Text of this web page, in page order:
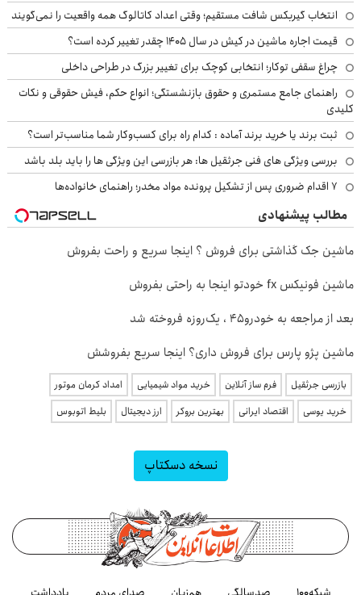
انتخاب گیربکس شافت مستقیم؛ وقتی اعداد کاتالوگ همه واقعیت را نمی‌گویند
قیمت اجاره ماشین در کیش در سال ۱۴۰۵ چقدر تغییر کرده است؟
چراغ سقفی توکار؛ انتخابی کوچک برای تغییر بزرگ در طراحی داخلی
راهنمای جامع مستمری و حقوق بازنشستگی؛ انواع حکم، فیش حقوقی و نکات
کلیدی
ثبت برند یا خرید برند آماده : کدام راه برای کسب‌وکار شما مناسب‌تر است؟
بررسی ویژگی های فنی جرثقیل ها: هر بازرسی این ویژگی ها را باید بلد باشد
۷ اقدام ضروری پس از تشکیل پرونده مواد مخدر؛ راهنمای خانواده‌ها
مطالب پیشنهادی
ماشین جک گذاشتی برای فروش ؟ اینجا سریع و راحت بفروش
ماشین فونیکس fx خودتو اینجا به راحتی بفروش
بعد از مراجعه به خودرو45 ، یک‌روزه فروخته شد
ماشین پژو پارس برای فروش داری؟ اینجا سریع بفروشش
بازرسی جرثقیل فرم ساز آنلاین خرید مواد شیمیایی
امداد کرمان موتور
خرید یوسی
اقتصاد ایرانی بهترین بروکر ارز دیجیتال بلیط اتوبوس
نسخه دسکتاپ